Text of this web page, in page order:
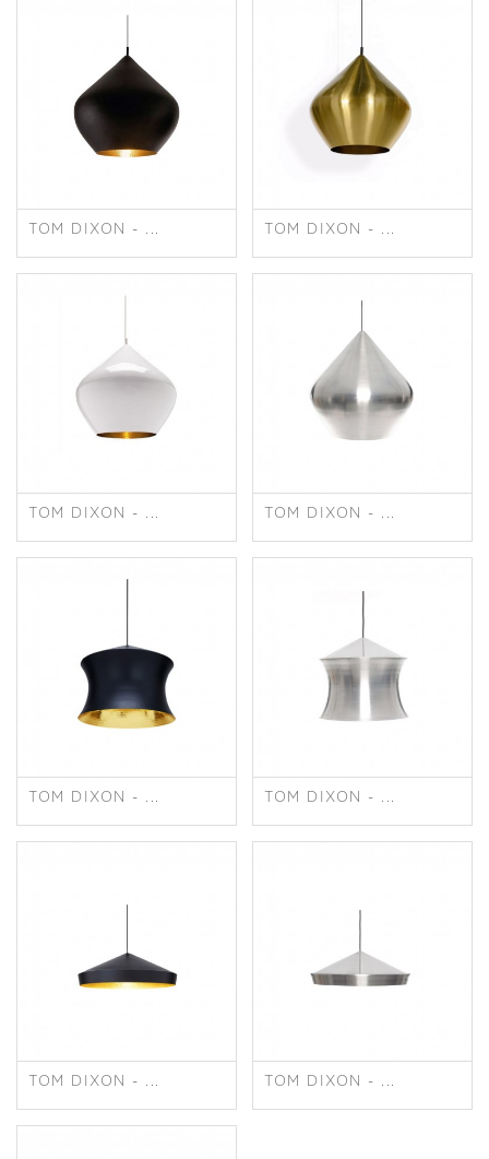
TOM DIXON - ... TOM DIXON - ...
TOM DIXON - ... TOM DIXON - ...
TOM DIXON - ... TOM DIXON - ...
TOM DIXON - ... TOM DIXON - ...